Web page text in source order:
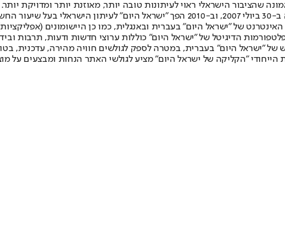
שהציבור הישראלי ראוי לעיתונות טובה יותר, מאוזנת יותר ומדויקת
תשלום. המהדורה המודפסת הראשונה פורסמה ב-30 ביולי 2007, וב-2010 הפך
הדיגיטל של "ישראל היום" כוללות ערוצי חדשות ודעות, תרבות
החדש של "ישראל היום" בעברית, במטרה לספק לגולשים חוויה מהירה,
הייחודי "הקליקה של ישראל היום" מציע לגולשי האתר הנחות ומבצעים על